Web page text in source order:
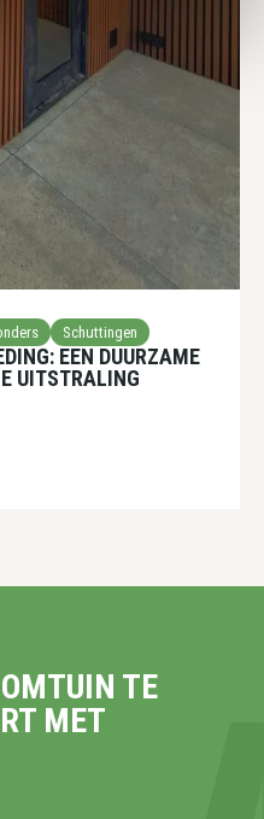
Schuttingen
EEN DUURZAME
UITSTRALING
TE
MET